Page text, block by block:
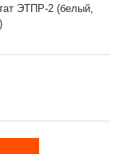
ЭТПР-2 (белый,